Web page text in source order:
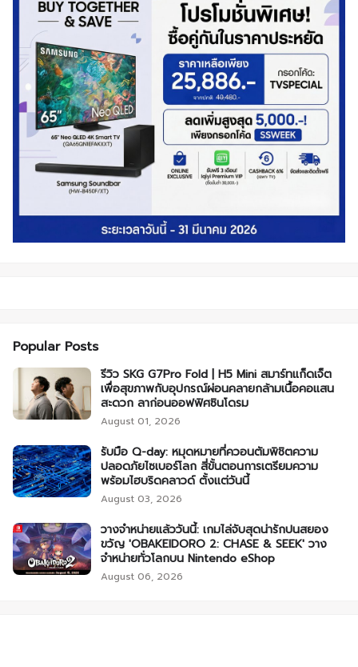
Popular Posts
รีวิว SKG G7Pro Fold | H5 Mini สมาร์ทแก็ดเจ็ต
เพื่อสุขภาพกับอุปกรณ์ผ่อนคลายกล้ามเนื้อคอแสน
สะดวก ลาก่อนออฟฟิศซินโดรม
August 01, 2026
รับมือ Q-day: หมุดหมายที่ควอนตัมพิชิตความ
ปลอดภัยไซเบอร์โลก สี่ขั้นตอนการเตรียมความ
พร้อมไฮบริดคลาวด์ ตั้งแต่วันนี้
August 03, 2026
วางจำหน่ายแล้ววันนี้: เกมไล่จับสุดน่ารักปนสยอง
ขวัญ 'OBAKEIDORO 2: CHASE & SEEK' วาง
จำหน่ายทั่วโลกบน Nintendo eShop
August 06, 2026